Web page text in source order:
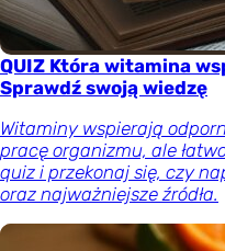
QUIZ Która witamina
Sprawdź swoją wiedzę
Witaminy wspierają
pracę organizmu, ale
quiz i przekonaj się, czy
oraz najważniejsze źródła.